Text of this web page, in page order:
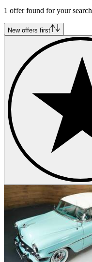
Chevrolet Caprice
Chevrolet Chevelle
Chevrolet Corvair
Chevrolet Corvette
Chevrolet El Camino
Chevrolet Fleetmaster
Chevrolet Impala
1 offer found for your search
New offers first